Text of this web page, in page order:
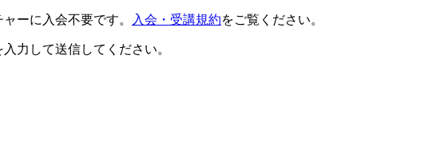
ーに入会不要です。 入会・受講規約をご覧ください。
力して送信してください。